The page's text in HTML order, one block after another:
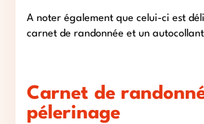
A noter également que celui-ci est
carnet de randonnée et un
Carnet de
pélerinage